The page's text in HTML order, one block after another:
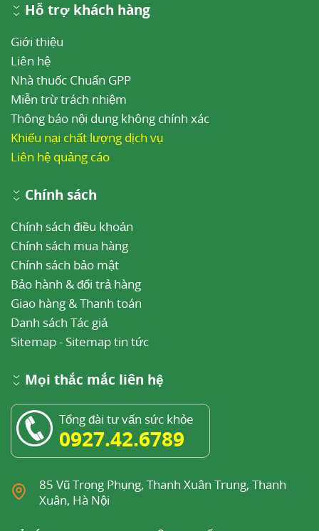
Hỗ trợ khách hàng
Giới thiệu
Liên hệ
Nhà thuốc Chuẩn GPP
Miễn trừ trách nhiệm
Thông báo nội dung không chính xác
Khiếu nại chất lượng dịch vụ
Liên hệ quảng cáo
Chính sách
Chính sách điều khoản
Chính sách mua hàng
Chính sách bảo mật
Bảo hành & đổi trả hàng
Giao hàng & Thanh toán
Danh sách Tác giả
Sitemap- Sitemap tin tức
Mọi thắc mắc liên hệ
Tổng đài tư vấn sức khỏe
0927.42.6789
85 Vũ Trọng Phụng, Thanh Xuân Trung, Thanh
Xuân, Hà Nội